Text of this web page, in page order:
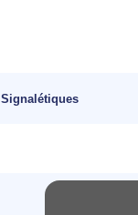
Signalétiques